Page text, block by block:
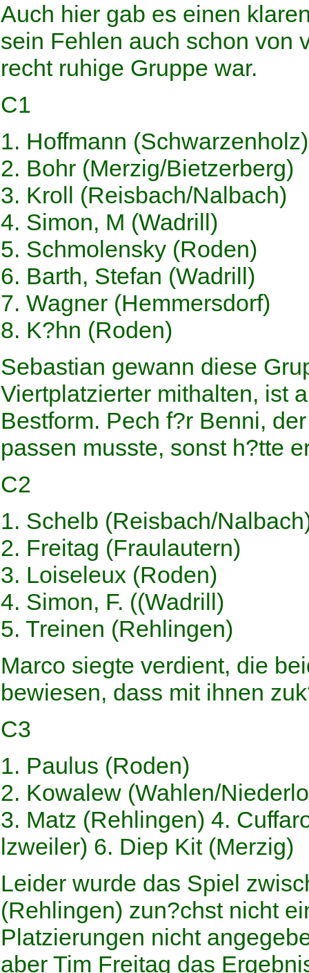
Auch hier gab es einen
sein Fehlen auch schon von
recht ruhige Gruppe war.
C1
1. Hoffmann (Schwarzenholz)
2. Bohr (Merzig/Bietzerberg)
3. Kroll (Reisbach/Nalbach)
4. Simon, M (Wadrill)
5. Schmolensky (Roden)
6. Barth, Stefan (Wadrill)
7. Wagner (Hemmersdorf)
8. K?hn (Roden)
Sebastian gewann diese
Viertplatzierter mithalten, ist
Bestform. Pech f?r Benni,
passen musste, sonst h?tte
C2
1. Schelb (Reisbach/
2. Freitag (Fraulautern)
3. Loiseleux (Roden)
4. Simon, F. ((Wadrill)
5. Treinen (Rehlingen)
Marco siegte verdient, die
bewiesen, dass mit ihnen
C3
1. Paulus (Roden)
2. Kowalew (Wahlen/
3. Matz (Rehlingen) 4.
lzweiler) 6. Diep Kit (Merzig)
Leider wurde das Spiel
(Rehlingen) zun?chst nicht
Platzierungen nicht
aber Tim Freitag das